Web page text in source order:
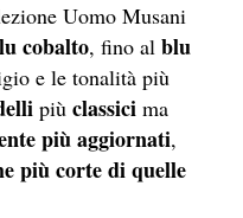
Uomo Musani
cobalto, fino al blu
e le tonalità più
più classici ma
più aggiornati,
più corte di quelle